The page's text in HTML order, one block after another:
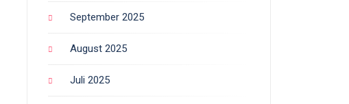
September 2025
August 2025
Juli 2025